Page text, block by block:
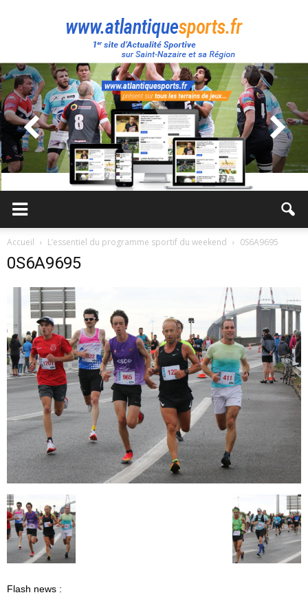
Atlantique
Sport
Accueil L’essentiel du programme sportif du weekend 0S6A9695
0S6A9695
Flash news :